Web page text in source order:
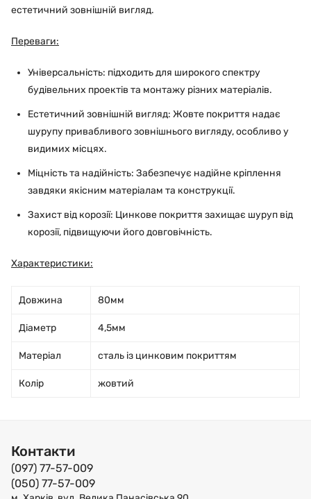
естетичний зовнішній вигляд.
Переваги:
Універсальність: підходить для широкого спектру
будівельних проектів та монтажу різних матеріалів.
Естетичний зовнішній вигляд: Жовте покриття надає
шурупу привабливого зовнішнього вигляду, особливо у
видимих місцях.
Міцність та надійність: Забезпечує надійне кріплення
завдяки якісним матеріалам та конструкції.
Захист від корозії: Цинкове покриття захищає шуруп від
корозії, підвищуючи його довговічність.
Характеристики:
Довжина 80мм
Діаметр 4,5мм
Матеріал сталь із цинковим покриттям
Колір жовтий
Контакти
(097) 77-57-009
(050) 77-57-009